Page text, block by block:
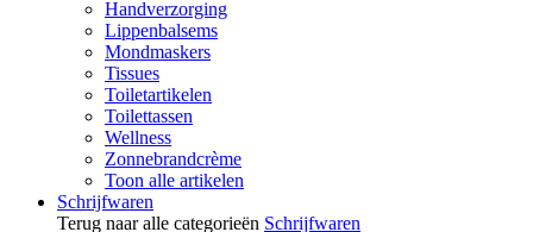
Handverzorging
Lippenbalsems
Mondmaskers
Tissues
Toiletartikelen
Toilettassen
Wellness
Zonnebrandcrème
Toon alle artikelen
Schrijfwaren
Terug naar alle categorieën Schrijfwaren